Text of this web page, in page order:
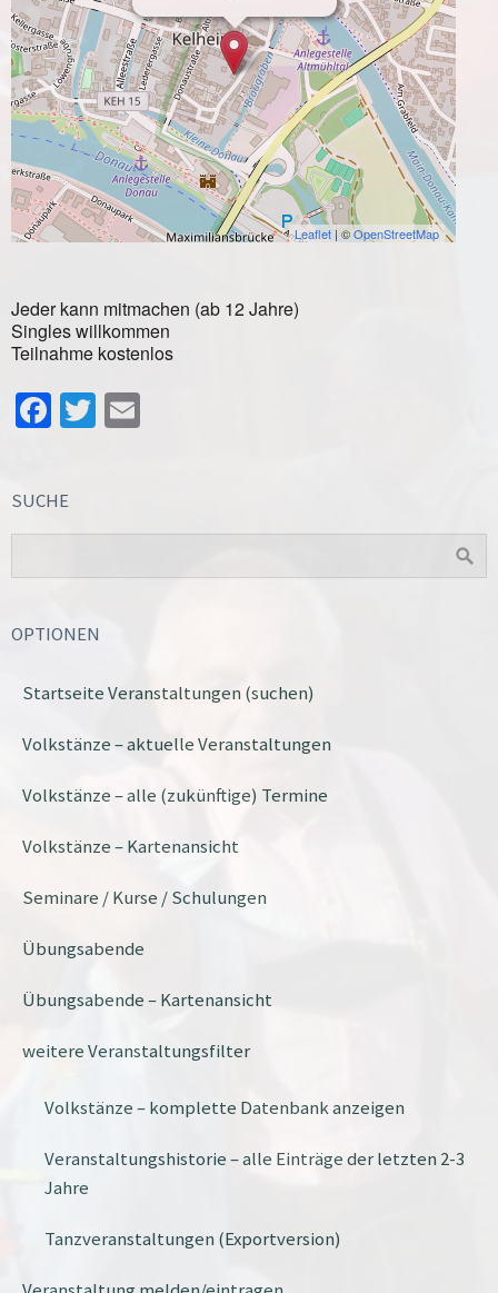
Leaflet| ©OpenStreetMap
Jeder kann mitmachen (ab 12 Jahre)
Singles willkommen
Teilnahme kostenlos
Facebook
Twitter
SUCHE
OPTIONEN
Startseite Veranstaltungen (suchen)
Volkstänze – aktuelle Veranstaltungen
Volkstänze – alle (zukünftige) Termine
Volkstänze – Kartenansicht
Seminare / Kurse / Schulungen
Übungsabende
Übungsabende – Kartenansicht
weitere Veranstaltungsfilter
Volkstänze – komplette Datenbank anzeigen
Veranstaltungshistorie – alle Einträge der letzten 2-3
Jahre
Tanzveranstaltungen (Exportversion)